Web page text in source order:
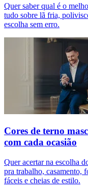
Quer saber qual é o
tudo sobre lã fria,
escolha sem erro.
Cores de terno
com cada ocasião
Quer acertar na escolha
pra trabalho, casamento,
fáceis e cheias de estilo.